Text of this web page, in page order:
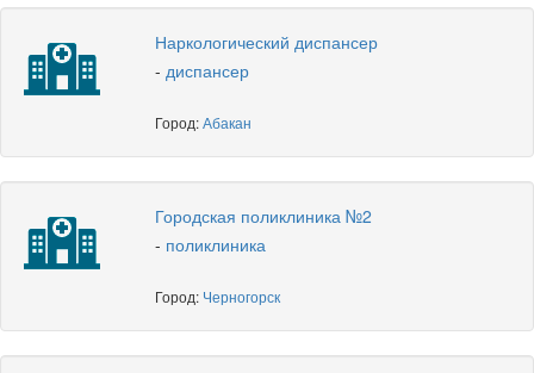
Наркологический диспансер
- диспансер
Город:Абакан
Городская поликлиника №2
- поликлиника
Город: Черногорск